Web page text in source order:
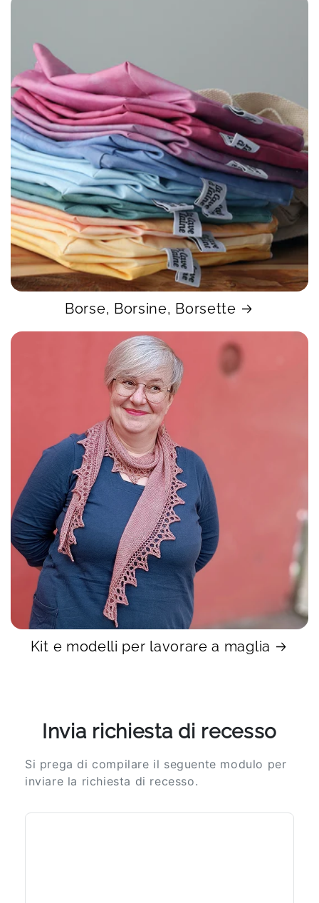
Borse, Borsine, Borsette
Kit e modelli per lavorare a maglia
Invia richiesta di recesso
Si prega di compilare il seguente modulo per
inviare la richiesta di recesso.